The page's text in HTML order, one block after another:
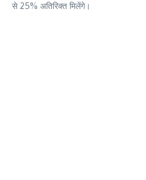
से 25% अतिरिक्त मिलेंगे।